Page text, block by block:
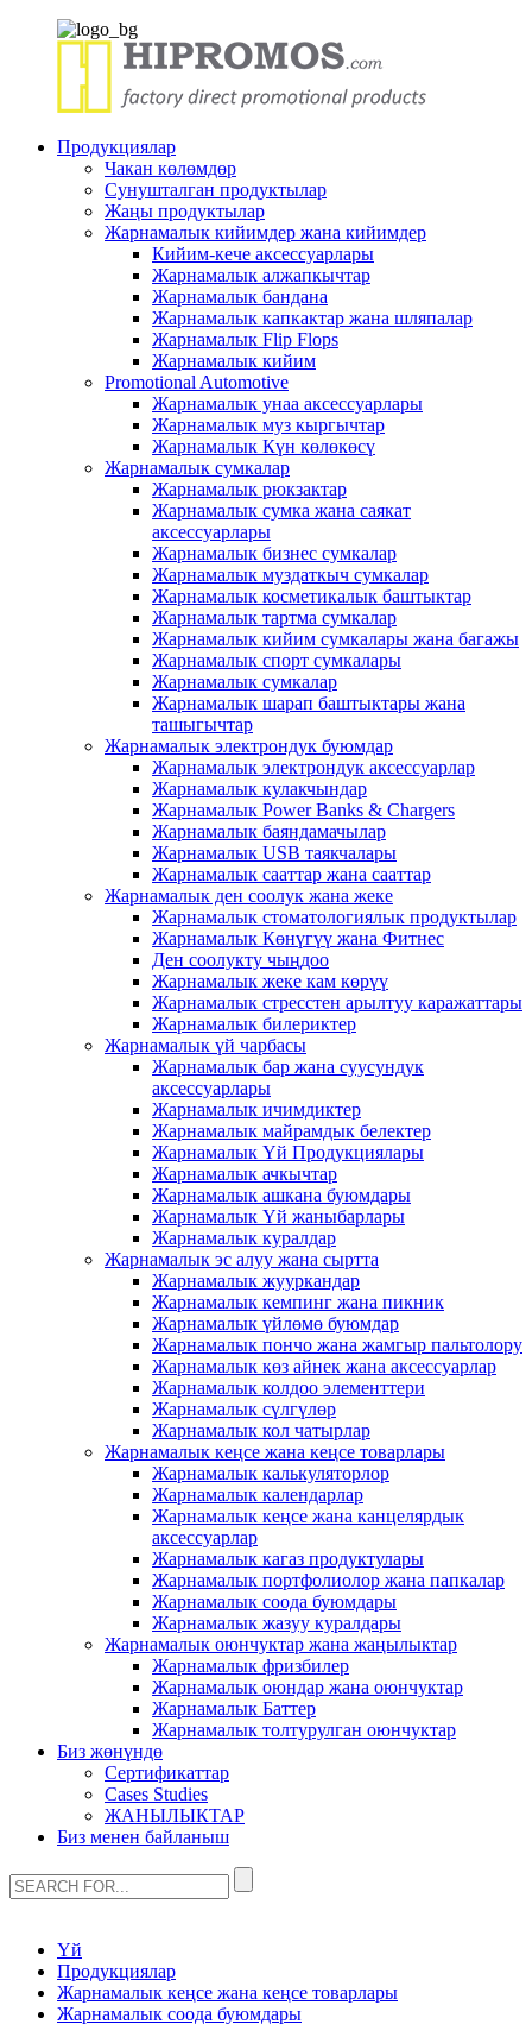
Продукциялар
Чакан көлөмдөр
Сунушталган продуктылар
Жаңы продуктылар
Жарнамалык кийимдер жана кийимдер
Кийим-кече аксессуарлары
Жарнамалык алжапкычтар
Жарнамалык бандана
Жарнамалык капкактар ​​жана шляпалар
Жарнамалык Flip Flops
Жарнамалык кийим
Promotional Automotive
Жарнамалык унаа аксессуарлары
Жарнамалык муз кыргычтар
Жарнамалык Күн көлөкөсү
Жарнамалык сумкалар
Жарнамалык рюкзактар
Жарнамалык сумка жана саякат
аксессуарлары
Жарнамалык бизнес сумкалар
Жарнамалык муздаткыч сумкалар
Жарнамалык косметикалык баштыктар
Жарнамалык тартма сумкалар
Жарнамалык кийим сумкалары жана багажы
Жарнамалык спорт сумкалары
Жарнамалык сумкалар
Жарнамалык шарап баштыктары жана
ташыгычтар
Жарнамалык электрондук буюмдар
Жарнамалык электрондук аксессуарлар
Жарнамалык кулакчындар
Жарнамалык Power Banks & Chargers
Жарнамалык баяндамачылар
Жарнамалык USB таякчалары
Жарнамалык сааттар жана сааттар
Жарнамалык ден соолук жана жеке
Жарнамалык стоматологиялык продуктылар
Жарнамалык Көнүгүү жана Фитнес
Ден соолукту чыңдоо
Жарнамалык жеке кам көрүү
Жарнамалык стресстен арылтуу каражаттары
Жарнамалык билериктер
Жарнамалык үй чарбасы
Жарнамалык бар жана суусундук
аксессуарлары
Жарнамалык ичимдиктер
Жарнамалык майрамдык белектер
Жарнамалык Үй Продукциялары
Жарнамалык ачкычтар
Жарнамалык ашкана буюмдары
Жарнамалык Үй жаныбарлары
Жарнамалык куралдар
Жарнамалык эс алуу жана сыртта
Жарнамалык жууркандар
Жарнамалык кемпинг жана пикник
Жарнамалык үйлөмө буюмдар
Жарнамалык пончо жана жамгыр пальтолору
Жарнамалык көз айнек жана аксессуарлар
Жарнамалык колдоо элементтери
Жарнамалык сүлгүлөр
Жарнамалык кол чатырлар
Жарнамалык кеңсе жана кеңсе товарлары
Жарнамалык калькуляторлор
Жарнамалык календарлар
Жарнамалык кеңсе жана канцелярдык
аксессуарлар
Жарнамалык кагаз продуктулары
Жарнамалык портфолиолор жана папкалар
Жарнамалык соода буюмдары
Жарнамалык жазуу куралдары
Жарнамалык оюнчуктар жана жаңылыктар
Жарнамалык фризбилер
Жарнамалык оюндар жана оюнчуктар
Жарнамалык Баттер
Жарнамалык толтурулган оюнчуктар
Биз жөнүндө
Сертификаттар
Cases Studies
ЖАНЫЛЫКТАР
Биз менен байланыш
Үй
Продукциялар
Жарнамалык кеңсе жана кеңсе товарлары
Жарнамалык соода буюмдары